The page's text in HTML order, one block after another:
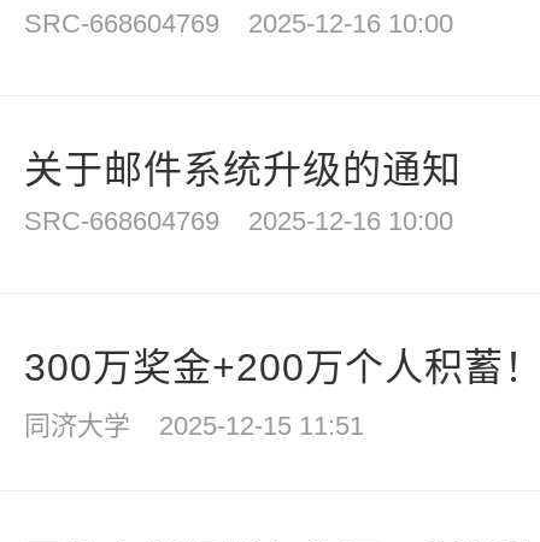
SRC-668604769 2025-12-16 10:00
关于邮件系统升级的通知
SRC-668604769 2025-12-16 10:00
300万奖金+200万个人积蓄
同济大学 2025-12-15 11:51